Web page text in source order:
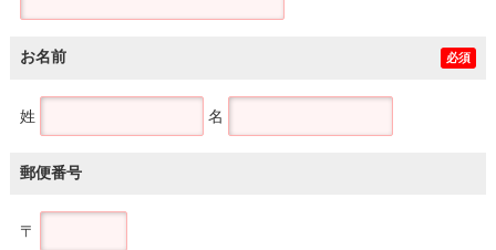
お名前 必須
姓 名
郵便番号
〒